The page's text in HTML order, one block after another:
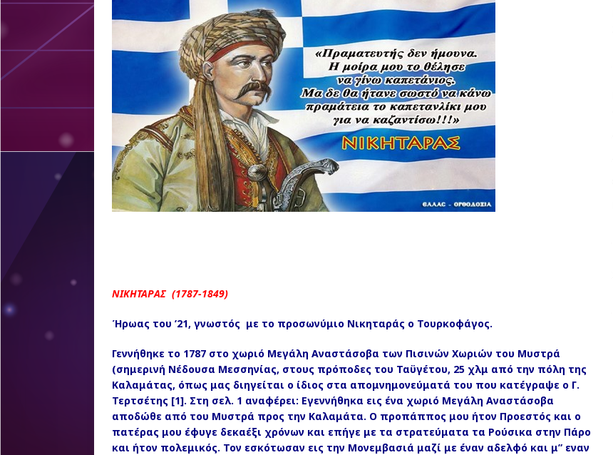
ΝΙΚΗΤΑΡΑΣ (1787-1849)
Ήρωας του ’21, γνωστός με το προσωνύμιο Νικηταράς ο Τουρκοφάγος.
Γεννήθηκε το 1787 στο χωριό Μεγάλη Αναστάσοβα των Πισινών Χωριών του Μυστρά
(σημερινή Νέδουσα Μεσσηνίας, στους πρόποδες του Ταϋγέτου, 25 χλμ από την πόλη της
Καλαμάτας, όπως μας διηγείται ο ίδιος στα απομνημονεύματά του που κατέγραψε ο Γ.
Τερτσέτης [1]. Στη σελ. 1 αναφέρει: Εγεννήθηκα εις ένα χωριό Μεγάλη Αναστάσοβα
αποδώθε από του Μυστρά προς την Καλαμάτα. Ο προπάππος μου ήτον Προεστός και ο
πατέρας μου έφυγε δεκαέξι χρόνων και επήγε με τα στρατεύματα τα Ρούσικα στην Πάρο
και ήτον πολεμικός. Τον εσκότωσαν εις την Μονεμβασιά μαζί με έναν αδελφό και μ” εναν